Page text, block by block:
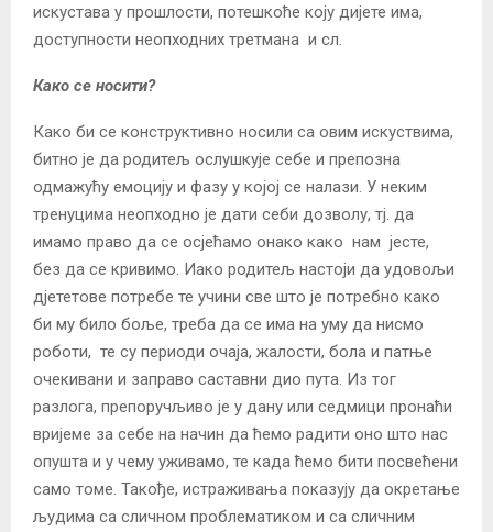
искустава у прошлости, потешкоће коју дијете има,
доступности неопходних третмана и сл.
Како се носити?
Како би се конструктивно носили са овим искуствима,
битно је да родитељ ослушкује себе и препозна
одмажућу емоцију и фазу у којој се налази. У неким
тренуцима неопходно је дати себи дозволу, тј. да
имамо право да се осјећамо онако како нам јесте,
без да се кривимо. Иако родитељ настоји да удовољи
дјететове потребе те учини све што је потребно како
би му било боље, треба да се има на уму да нисмо
роботи, те су периоди очаја, жалости, бола и патње
очекивани и заправо саставни дио пута. Из тог
разлога, препоручљиво је у дану или седмици пронаћи
вријеме за себе на начин да ћемо радити оно што нас
опушта и у чему уживамо, те када ћемо бити посвећени
само томе. Такође, истраживања показују да окретање
људима са сличном проблематиком и са сличним